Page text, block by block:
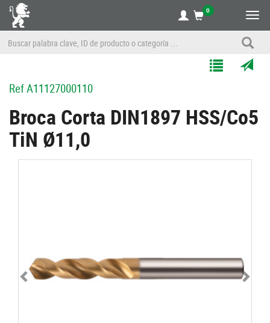
0
correo
a
Listas
RefA11127000110
Broca Corta DIN1897 HSS/Co5
TiN Ø11,0